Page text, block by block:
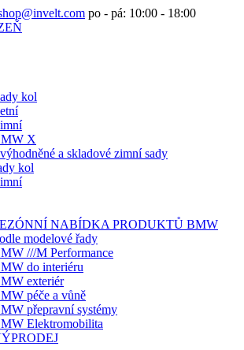
po - pá: 10:00 - 18:00
kol
X
a skladové zimní sady
kol
NABÍDKA PRODUKTŮ BMW
modelové řady
///M Performance
do interiéru
exteriér
péče a vůně
přepravní systémy
Elektromobilita